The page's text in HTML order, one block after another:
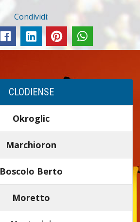
Condividi:
CLODIENSE
Okroglic
Marchioron
Boscolo Berto
Moretto